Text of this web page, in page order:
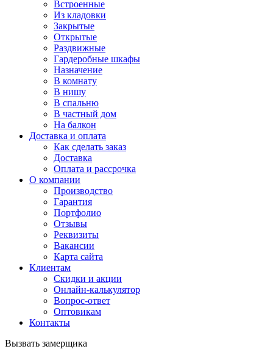
Встроенные
Из кладовки
Закрытые
Открытые
Раздвижные
Гардеробные шкафы
Назначение
В комнату
В нишу
В спальню
В частный дом
На балкон
Доставка и оплата
Как сделать заказ
Доставка
Оплата и рассрочка
О компании
Производство
Гарантия
Портфолио
Отзывы
Реквизиты
Вакансии
Карта сайта
Клиентам
Скидки и акции
Онлайн-калькулятор
Вопрос-ответ
Оптовикам
Контакты
Вызвать замерщика